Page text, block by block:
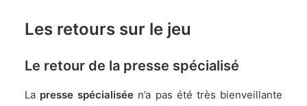
Les retours sur le jeu
Le retour de la presse spécialisé
La presse spécialisée n’a pas été très bienveillante